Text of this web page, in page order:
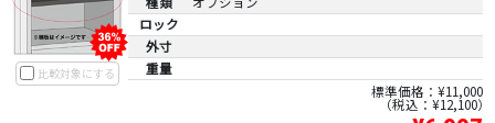
比較対象にする
ロック
外寸
重量
標準価格：¥11,000
税込：¥12,100